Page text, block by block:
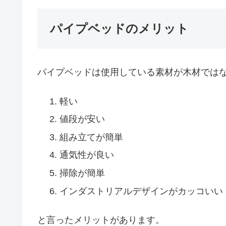
パイプベッドのメリット
パイプベッドは使用している素材が木材では
軽い
値段が安い
組み立てが簡単
通気性が良い
掃除が簡単
インダストリアルデザインがカッコいい
と言ったメリットがあります。